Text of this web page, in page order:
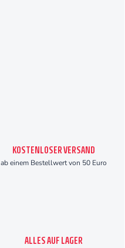
KOSTENLOSER VERSAND
ab einem Bestellwert von 50 Euro
ALLES AUF LAGER